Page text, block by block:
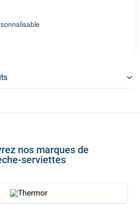
nos marques de
serviettes